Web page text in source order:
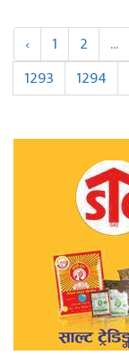
‹ 1 2 ...
1293
1294